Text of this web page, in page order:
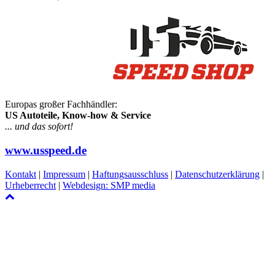
Europas großer Fachhändler:
US Autoteile, Know-how & Service
... und das sofort!
www.usspeed.de
Kontakt | Impressum | Haftungsausschluss | Datenschutzerklärung |
Urheberrecht | Webdesign: SMP media